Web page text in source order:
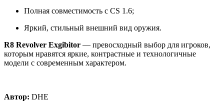
Полная совместимость с CS 1.6;
Яркий, стильный внешний вид оружия.
R8 Revolver Exgibitor — превосходный выбор для игроков,
которым нравятся яркие, контрастные и технологичные
модели с современным характером.
Автор: DHE